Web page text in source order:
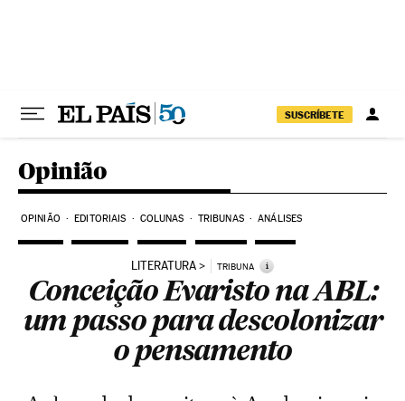
SUSCRÍBETE
Opinião
OPINIÃO EDITORIAIS COLUNAS TRIBUNAS ANÁLISES
LITERATURA TRIBUNA i
Conceição Evaristo na ABL:
um passo para descolonizar
o pensamento